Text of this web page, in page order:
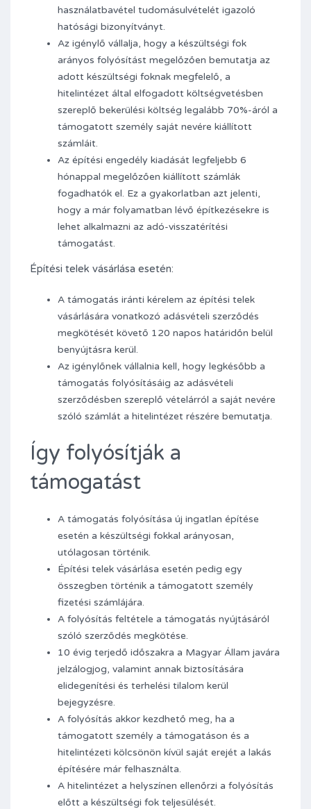
használatbavétel tudomásulvételét igazoló
hatósági bizonyítványt.
Az igénylő vállalja, hogy a készültségi fok
arányos folyósítást megelőzően bemutatja az
adott készültségi foknak megfelelő, a
hitelintézet által elfogadott költségvetésben
szereplő bekerülési költség legalább 70%-áról a
támogatott személy saját nevére kiállított
számláit.
Az építési engedély kiadását legfeljebb 6
hónappal megelőzően kiállított számlák
fogadhatók el. Ez a gyakorlatban azt jelenti,
hogy a már folyamatban lévő építkezésekre is
lehet alkalmazni az adó-visszatérítési
támogatást.
Építési telek vásárlása esetén:
A támogatás iránti kérelem az építési telek
vásárlására vonatkozó adásvételi szerződés
megkötését követő 120 napos határidőn belül
benyújtásra kerül.
Az igénylőnek vállalnia kell, hogy legkésőbb a
támogatás folyósításáig az adásvételi
szerződésben szereplő vételárról a saját nevére
szóló számlát a hitelintézet részére bemutatja.
Így folyósítják a
támogatást
A támogatás folyósítása új ingatlan építése
esetén a készültségi fokkal arányosan,
utólagosan történik.
Építési telek vásárlása esetén pedig egy
összegben történik a támogatott személy
fizetési számlájára.
A folyósítás feltétele a támogatás nyújtásáról
szóló szerződés megkötése.
10 évig terjedő időszakra a Magyar Állam javára
jelzálogjog, valamint annak biztosítására
elidegenítési és terhelési tilalom kerül
bejegyzésre.
A folyósítás akkor kezdhető meg, ha a
támogatott személy a támogatáson és a
hitelintézeti kölcsönön kívül saját erejét a lakás
építésére már felhasználta.
A hitelintézet a helyszínen ellenőrzi a folyósítás
előtt a készültségi fok teljesülését.